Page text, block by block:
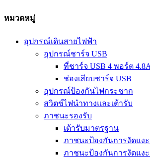
หมวดหมู่
อุปกรณ์เดินสายไฟฟ้า
อุปกรณ์ชาร์จ USB
ที่ชาร์จ USB 4 พอร์ต 4.8A
ช่องเสียบชาร์จ USB
อุปกรณ์ป้องกันไฟกระชาก
สวิตช์ไฟนำทางและเต้ารับ
ภาชนะรองรับ
เต้ารับมาตรฐาน
ภาชนะป้องกันการงัดแง
ภาชนะป้องกันการงัดแง